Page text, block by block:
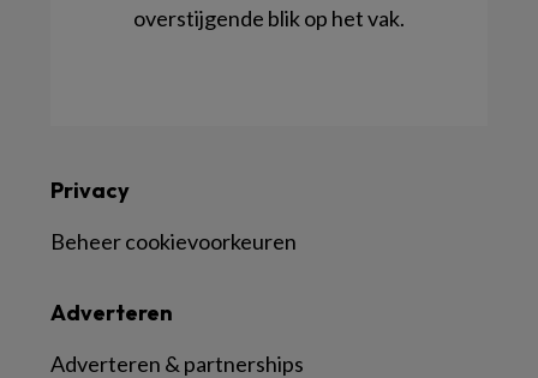
overstijgende blik op het vak.
Adverteren
Adverteren & partnerships
Privacy
Beheer cookievoorkeuren